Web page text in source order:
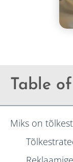
Table
Miks on